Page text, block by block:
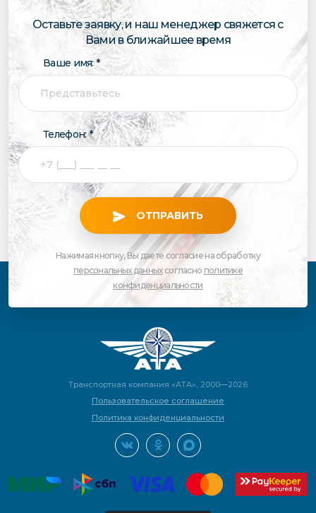
Оставьте заявку, и наш менеджер свяжется с
Вами в ближайшее время
Ваше имя: *
Телефон: *
ОТПРАВИТЬ
Нажимая кнопку, Вы даете согласие на обработку
персональных данныхсогласно политике
конфиденциальности
Транспортная компания «АТА», 2000—2026
Пользовательское соглашение
Политика конфиденциальности